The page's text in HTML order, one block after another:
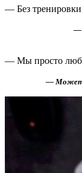
— Без
—
— Мы просто
— Можете